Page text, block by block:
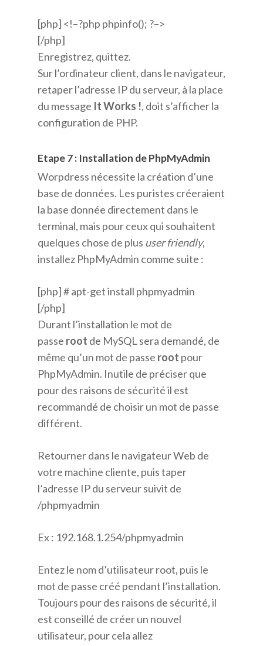
[php] <!–?php phpinfo(); ?–>
[/php]
Enregistrez, quittez.
Sur l’ordinateur client, dans le navigateur,
retaper l’adresse IP du serveur, à la place
du message It Works !, doit s’afficher la
configuration de PHP.
Etape 7 : Installation de PhpMyAdmin
Worpdress nécessite la création d’une
base de données. Les puristes créeraient
la base donnée directement dans le
terminal, mais pour ceux qui souhaitent
quelques chose de plus user friendly,
installez PhpMyAdmin comme suite :
[php] # apt-get install phpmyadmin
[/php]
Durant l’installation le mot de
passe root de MySQL sera demandé, de
même qu’un mot de passe root pour
PhpMyAdmin. Inutile de préciser que
pour des raisons de sécurité il est
recommandé de choisir un mot de passe
différent.
Retourner dans le navigateur Web de
votre machine cliente, puis taper
l’adresse IP du serveur suivit de
/phpmyadmin
Ex : 192.168.1.254/phpmyadmin
Entez le nom d’utilisateur root, puis le
mot de passe créé pendant l’installation.
Toujours pour des raisons de sécurité, il
est conseillé de créer un nouvel
utilisateur, pour cela allez